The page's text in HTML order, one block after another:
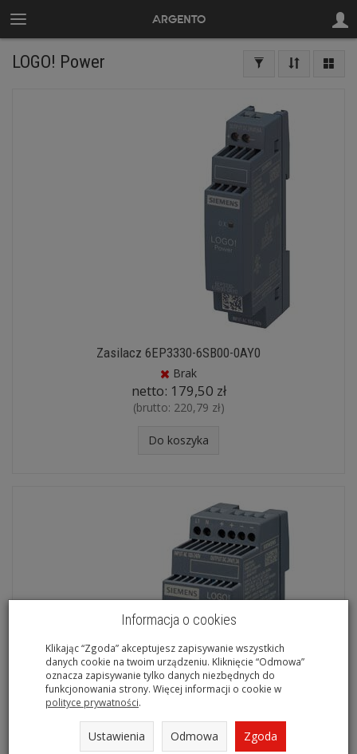
LOGO! Power
Zasilacz 6EP3330-6SB00-0AY0
Brak
netto: 179,50 zł
(brutto: 220,79 zł)
Do koszyka
Zasilacz 6EP3331-6SB00-0AY0
Informacja o cookies
Klikając “Zgoda” akceptujesz zapisywanie wszystkich
danych cookie na twoim urządzeniu. Kliknięcie “Odmowa”
oznacza zapisywanie tylko danych niezbędnych do
funkcjonowania strony. Więcej informacji o cookie w
polityce prywatności.
Ustawienia Odmowa Zgoda